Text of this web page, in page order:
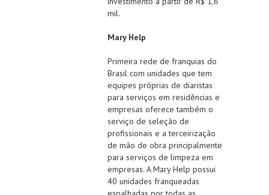
mil.
Mary Help
Primeira rede de franquias do
Brasil com unidades que tem
equipes próprias de diaristas
para serviços em residências e
empresas oferece também o
serviço de seleção de
profissionais e a terceirização
de mão de obra principalmente
para serviços de limpeza em
empresas. A Mary Help possui
40 unidades franqueadas